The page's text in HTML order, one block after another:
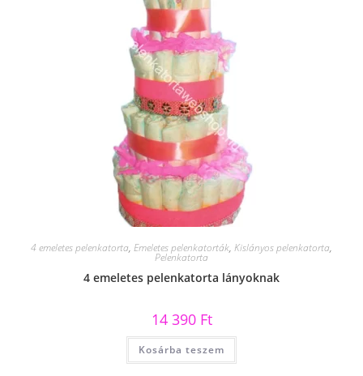
4 emeletes pelenkatorta, Emeletes pelenkatorták, Kislányos pelenkatorta,
Pelenkatorta
4 emeletes pelenkatorta lányoknak
14 390 Ft
Kosárba teszem